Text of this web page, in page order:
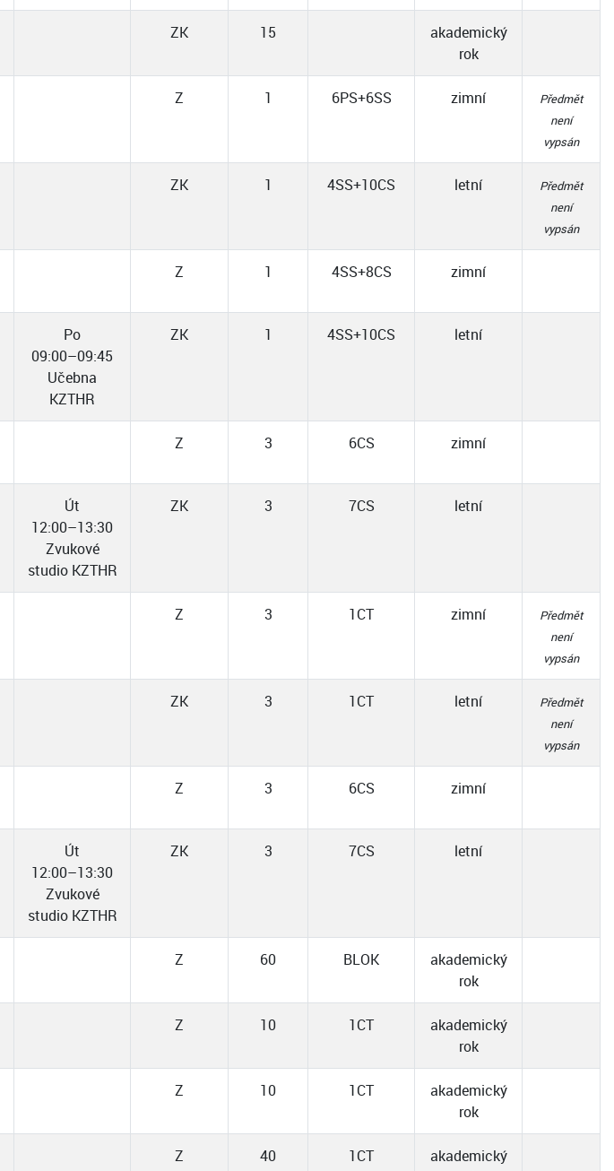
ZK 15
akademický
rok
Z 1 6PS+6SS zimní
Předmět
není
vypsán
ZK 1 4SS+10CS letní
Předmět
není
vypsán
Z 1 4SS+8CS zimní
Po
09:00–09:45
Učebna
KZTHR
ZK 1 4SS+10CS letní
Z 3 6CS zimní
Út
12:00–13:30
Zvukové
studio KZTHR
ZK 3 7CS letní
Z 3 1CT zimní
Předmět
není
vypsán
ZK 3 1CT letní
Předmět
není
vypsán
Z 3 6CS zimní
Út
12:00–13:30
Zvukové
studio KZTHR
ZK 3 7CS letní
Z 60 BLOK
akademický
rok
Z 10 1CT
akademický
rok
Z 10 1CT
akademický
rok
Z 40 1CT
akademický